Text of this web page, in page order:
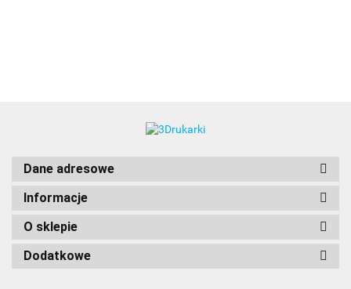
Dane adresowe
Informacje
O sklepie
Dodatkowe